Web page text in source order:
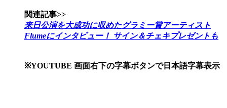
関連記事>>
来日公演を大成功に収めたグラミー賞アーティスト
Flumeにインタビュー！ サイン＆チェキプレゼントも​
※YOUTUBE 画面右下の字幕ボタンで日本語字幕表示